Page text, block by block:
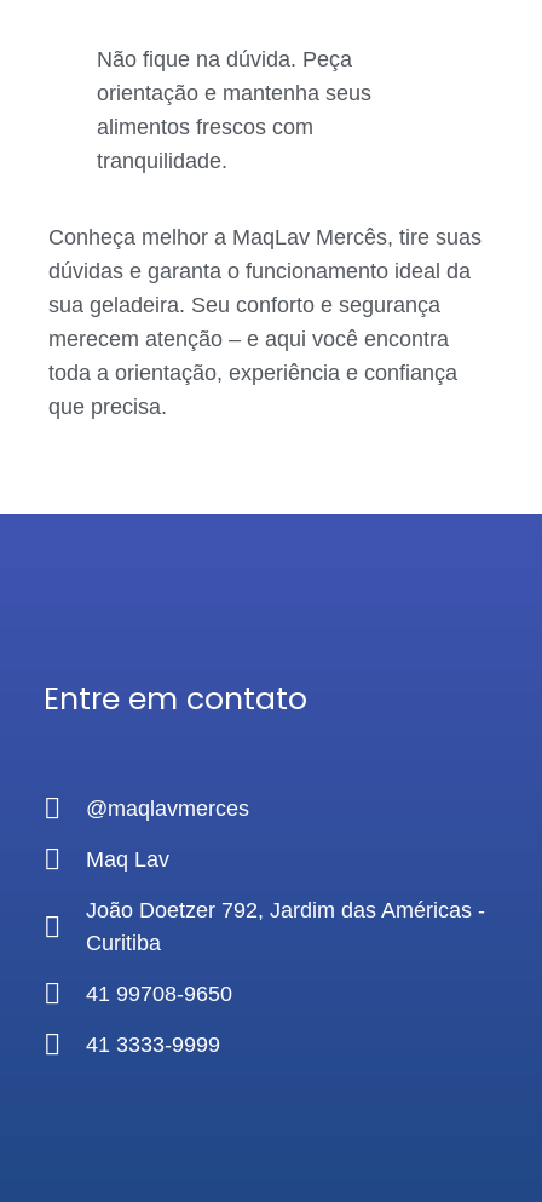
Não fique na dúvida. Peça
orientação e mantenha seus
alimentos frescos com
tranquilidade.
Conheça melhor a MaqLav Mercês, tire suas
dúvidas e garanta o funcionamento ideal da
sua geladeira. Seu conforto e segurança
merecem atenção – e aqui você encontra
toda a orientação, experiência e confiança
que precisa.
Entre em contato
@maqlavmerces
Maq Lav
João Doetzer 792, Jardim das Américas -
Curitiba
41 99708-9650
41 3333-9999